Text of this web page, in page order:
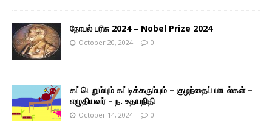
நோபல் பரிசு 2024 – Nobel Prize 2024
October 20, 2024 0
கட்டெறும்பும் கட்டிக்கரும்பும் – குழந்தைப் பாடல்கள் –
எழுதியவர் – ந. உதயநிதி
October 14, 2024 0